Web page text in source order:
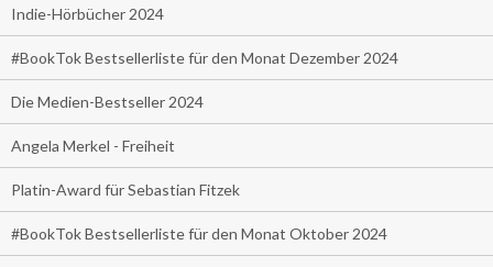
Indie-Hörbücher 2024
#BookTok Bestsellerliste für den Monat Dezember 2024
Die Medien-Bestseller 2024
Angela Merkel - Freiheit
Platin-Award für Sebastian Fitzek
#BookTok Bestsellerliste für den Monat Oktober 2024